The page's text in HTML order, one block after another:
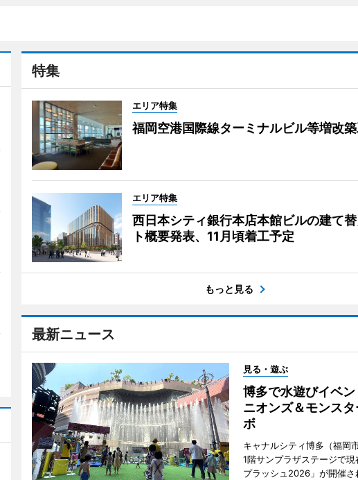
特集
エリア特集
福岡空港国際線ターミナルビル等増改
エリア特集
西日本シティ銀行本店本館ビルの建て
ト概要発表、11月頃着工予定
もっと見る
最新ニュース
見る・遊ぶ
博多で水遊びイベ
ニオンズ＆モンス
ボ
キャナルシティ博多（福岡
1階サンプラザステージで
プラッシュ2026」が開催さ